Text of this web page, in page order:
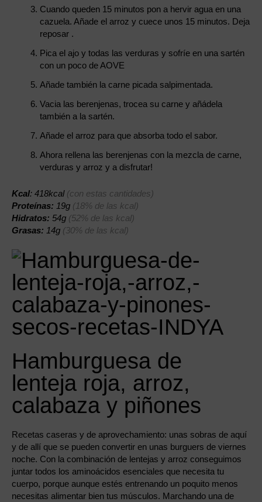
Cuando queden 15 minutos pon a hervir agua en una
cazuela. Añade el arroz y cuece unos 15 minutos. Deja
reposar .
Pica el ajo y todas las verduras y sofríe en una sartén
con un poco de AOVE
Añade también la carne picada salpimentada.
Vacia las berenjenas, trocea su carne y añádela
también a la sartén.
Añade el arroz para que absorba todo el sabor.
Ahora rellena las berenjenas con la mezcla de carne,
verduras y arroz y a disfrutar!
Kcal: 418kcal (con estas cantidades)
Proteínas: 19g (18% de las kcal)
Hidratos: 54g (52% de las kcal)
Grasas: 14g (30% de las kcal)
Hamburguesa de
lenteja roja, arroz,
calabaza y piñones
Recetas caseras y de aprovechamiento: unas sobras de aquí
y de allí que se pueden convertir en unas burguers de viernes
noche. Con la combinación de lentejas y arroz conseguimos
juntar todos los aminoácidos esenciales que necesita tu
cuerpo, porque aunque estés entrenando un poquito menos
necesitas alimentar bien tus músculos. Marchando una de